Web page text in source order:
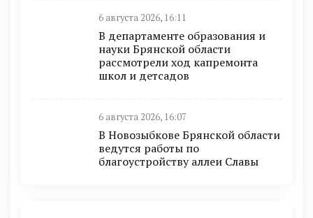
6 августа 2026, 16:11
В департаменте образования и
науки Брянской области
рассмотрели ход капремонта
школ и детсадов
6 августа 2026, 16:07
В Новозыбкове Брянской области
ведутся работы по
благоустройству аллеи Славы